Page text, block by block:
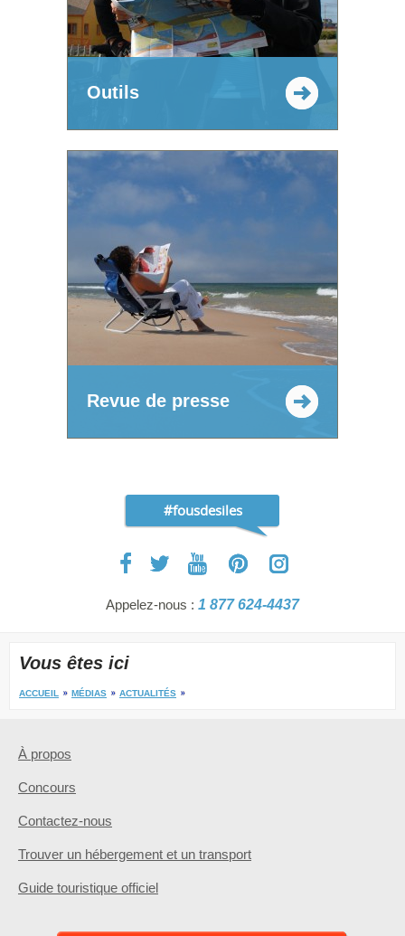
Outils
Revue de presse
#fousdesiles
Appelez-nous : 1 877 624-4437
Vous êtes ici
ACCUEIL MÉDIAS ACTUALITÉS
À propos
Concours
Contactez-nous
Trouver un hébergement et un transport
Guide touristique officiel